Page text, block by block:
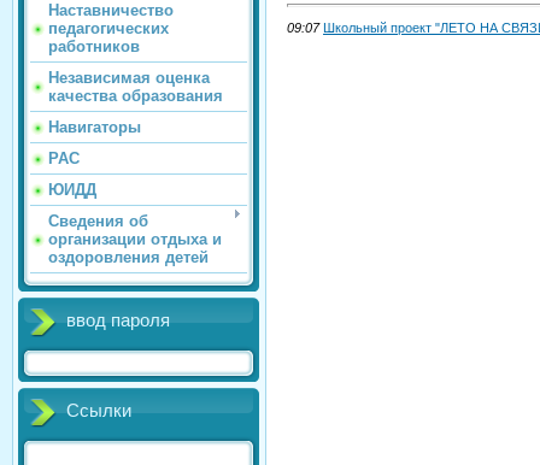
Наставничество
педагогических
работников
Независимая оценка
качества образования
Навигаторы
РАС
ЮИДД
Сведения об
организации отдыха и
оздоровления детей
ввод пароля
Ссылки
09:07 Школьный проект "ЛЕТО НА